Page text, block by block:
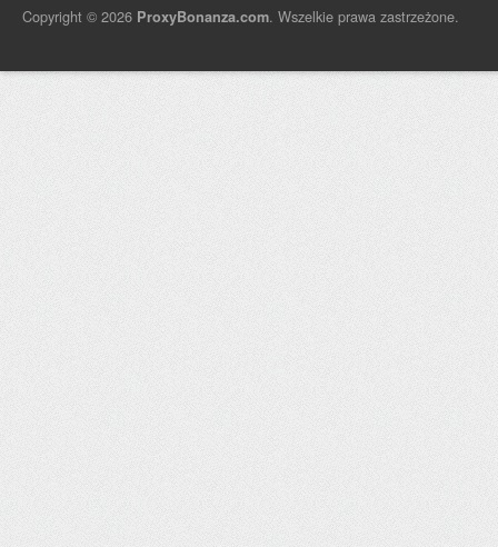
Copyright © 2026 ProxyBonanza.com. Wszelkie prawa zastrzeżone.